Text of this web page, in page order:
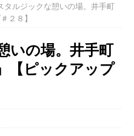
タルジックな憩いの場。井手町
２８】
いの場。井手町
【ピックアップ